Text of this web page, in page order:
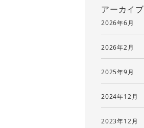
アーカイブ
2026年6月
2026年2月
2025年9月
2024年12月
2023年12月